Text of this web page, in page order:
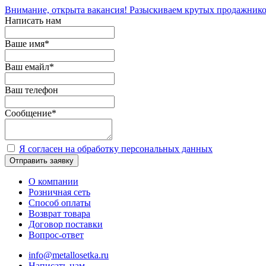
Внимание, открыта вакансия! Разыскиваем крутых
Написать нам
Ваше имя*
Ваш емайл*
Ваш телефон
Сообщение*
Я согласен на обработку персональных данных
Отправить заявку
О компании
Розничная сеть
Способ оплаты
Возврат товара
Договор поставки
Вопрос-ответ
info@metallosetka.ru